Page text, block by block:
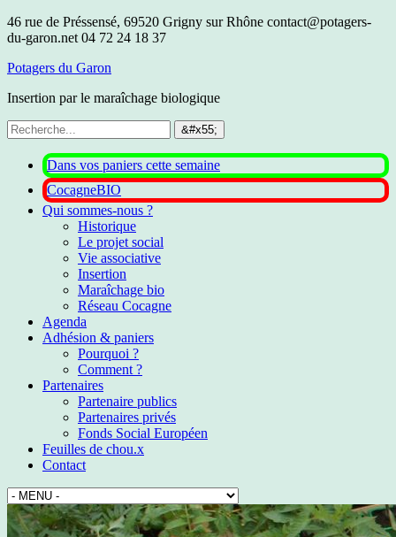
46 rue de Préssensé, 69520 Grigny sur Rhône contact@potagers-
du-garon.net 04 72 24 18 37
Potagers du Garon
Insertion par le maraîchage biologique
Dans vos paniers cette semaine
CocagneBIO
Qui sommes-nous ?
Historique
Le projet social
Vie associative
Insertion
Maraîchage bio
Réseau Cocagne
Agenda
Adhésion & paniers
Pourquoi ?
Comment ?
Partenaires
Partenaire publics
Partenaires privés
Fonds Social Européen
Feuilles de chou.x
Contact